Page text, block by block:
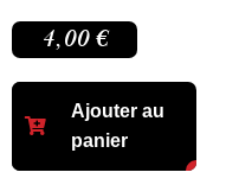
4,00 €
Ajouter au
panier